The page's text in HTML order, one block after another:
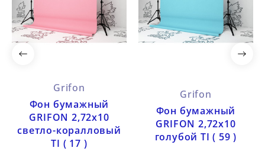
Grifon
Фон бумажный
GRIFON 2,72х10
светло-коралловый
TI ( 17 )
Grifon
Фон бумажный
GRIFON 2,72х10
голубой TI ( 59 )